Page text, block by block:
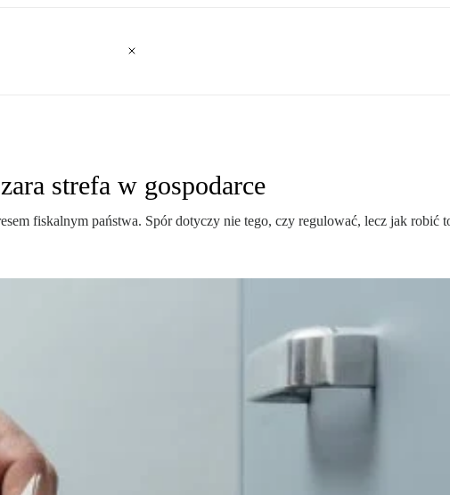
strefa w gospodarce
fiskalnym państwa. Spór dotyczy nie tego, czy regulować, lecz jak robić